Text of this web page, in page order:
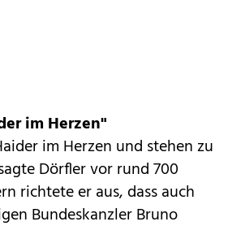
im Herzen"
im Herzen und stehen zu
Dörfler vor rund 700
richtete er aus, dass auch
Bundeskanzler Bruno